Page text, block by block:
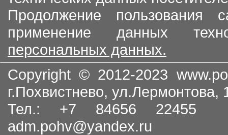
Продолжение пользования
применение данных
персональных данных.
Copyright © 2012-2023
г.Похвистнево, ул.Лермонтова,
Тел.: +7 84656
adm.pohv@yandex.ru